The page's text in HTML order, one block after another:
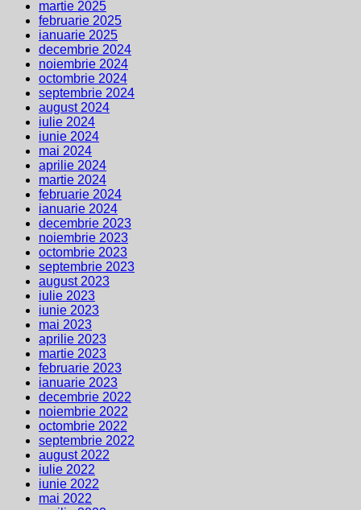
martie 2025
februarie 2025
ianuarie 2025
decembrie 2024
noiembrie 2024
octombrie 2024
septembrie 2024
august 2024
iulie 2024
iunie 2024
mai 2024
aprilie 2024
martie 2024
februarie 2024
ianuarie 2024
decembrie 2023
noiembrie 2023
octombrie 2023
septembrie 2023
august 2023
iulie 2023
iunie 2023
mai 2023
aprilie 2023
martie 2023
februarie 2023
ianuarie 2023
decembrie 2022
noiembrie 2022
octombrie 2022
septembrie 2022
august 2022
iulie 2022
iunie 2022
mai 2022